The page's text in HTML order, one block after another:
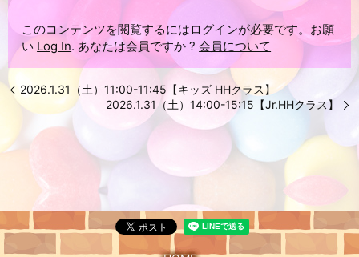
このコンテンツを閲覧するにはログインが必要です。お願
い Log In. あなたは会員ですか ?会員について
2026.1.31（土）11:00-11:45【キッズ HHクラス】
2026.1.31（土）14:00-15:15【Jr.HHクラス】